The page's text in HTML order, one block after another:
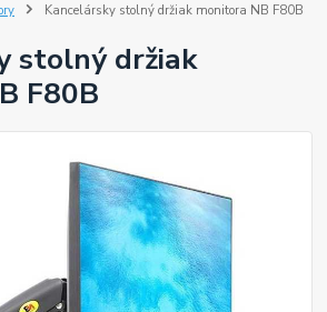
Kancelársky stolný držiak monitora NB F80B
stolný držiak
F80B